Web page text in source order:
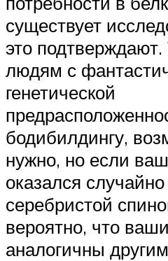
существует
это
людям с
генетической
бодибилдингу,
нужно, но если
оказался
серебристой
вероятно, что
аналогичны